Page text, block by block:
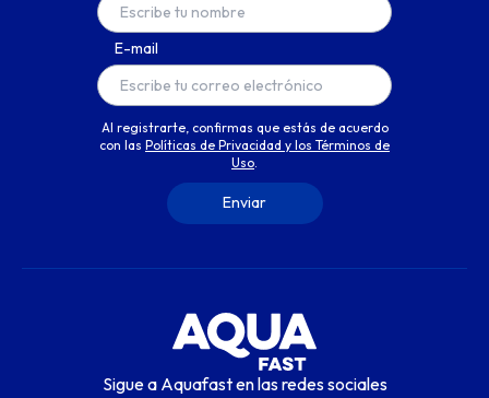
E-mail
Al registrarte, confirmas que estás de acuerdo
con las Políticas de Privacidad y los Términos de
Uso
Sigue a Aquafast en las redes sociales